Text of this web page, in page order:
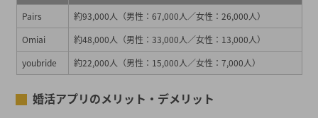
Pairs
約93,000人（男性：67,000人／女性：26,000人）
Omiai
約48,000人（男性：33,000人／女性：13,000人）
youbride
約22,000人（男性：15,000人／女性：7,000人）
婚活アプリのメリット・デメリット